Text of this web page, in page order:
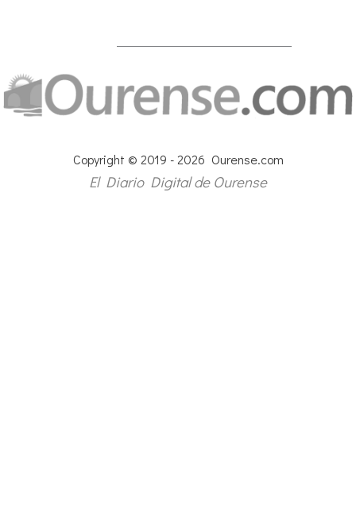
Copyright © 2019 - 2026 Ourense.com
El Diario Digital de Ourense